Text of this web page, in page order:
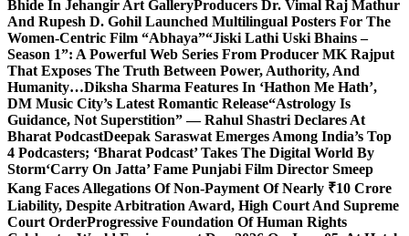
Bhide In Jehangir Art GalleryProducers Dr. Vimal Raj Mathur
And Rupesh D. Gohil Launched Multilingual Posters For The
Women-Centric Film “Abhaya”“Jiski Lathi Uski Bhains –
Season 1”: A Powerful Web Series From Producer MK Rajput
That Exposes The Truth Between Power, Authority, And
Humanity…Diksha Sharma Features In ‘Hathon Me Hath’,
DM Music City’s Latest Romantic Release“Astrology Is
Guidance, Not Superstition” — Rahul Shastri Declares At
Bharat PodcastDeepak Saraswat Emerges Among India’s Top
4 Podcasters; ‘Bharat Podcast’ Takes The Digital World By
Storm‘Carry On Jatta’ Fame Punjabi Film Director Smeep
Kang Faces Allegations Of Non-Payment Of Nearly ₹10 Crore
Liability, Despite Arbitration Award, High Court And Supreme
Court OrderProgressive Foundation Of Human Rights